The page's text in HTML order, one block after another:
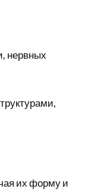
нервных
их форму и